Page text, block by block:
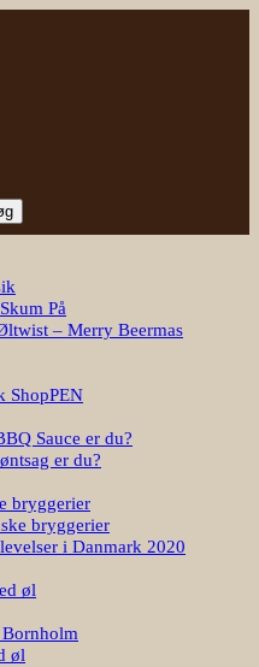
På
– Merry Beermas
ShopPEN
Sauce er du?
er du?
bryggerier
bryggerier
i Danmark 2020
øl
Bornholm
øl